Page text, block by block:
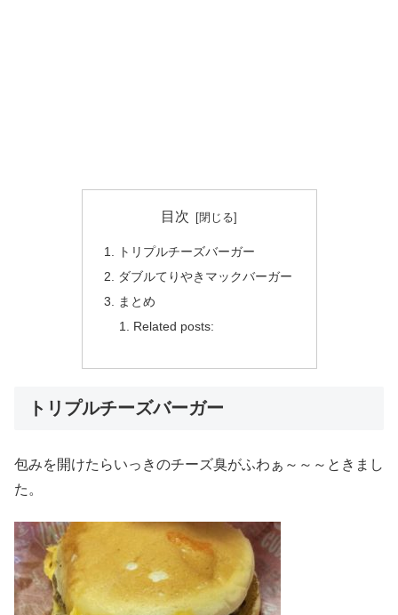
目次
トリプルチーズバーガー
ダブルてりやきマックバーガー
まとめ
Related posts:
トリプルチーズバーガー
包みを開けたらいっきのチーズ臭がふわぁ～～～ときまし
た。